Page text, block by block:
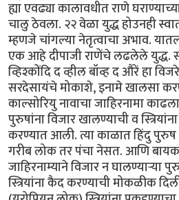
ह्या एवढ्या कालावधीत राणे
चालु ठेवला. २२ वेळा युद्ध होउनही
म्हणजे चांगल्या नेतृत्वाचा अभाव.
एक आहे दीपाजी राणेंचे लढलेले युद्ध.
व्हिश्कोंदि द व्हील बॉव्ह द औरें हा
सरदेसायंचे मोकाशे, इनामे खालसा
काल्सोरियु नावाचा जाहिरनामा
पुरुषांना विजार खालण्याची व
करण्यात आली. त्या काळात हिंदु
गरीब लोक तर पंचा नेसत. आणि
जाहिरनाम्याने विजार न घालण्यार्‍या
स्त्रियांना कैद करण्याची मोकळीक